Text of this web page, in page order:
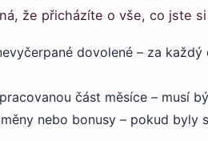
že přicházíte o vše, co jste
dovolené – za
část měsíce – musí
nebo bonusy – pokud byly